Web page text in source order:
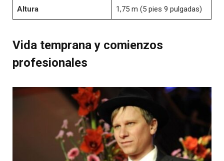
Altura 1,75 m (5 pies 9 pulgadas)
Vida temprana y comienzos
profesionales